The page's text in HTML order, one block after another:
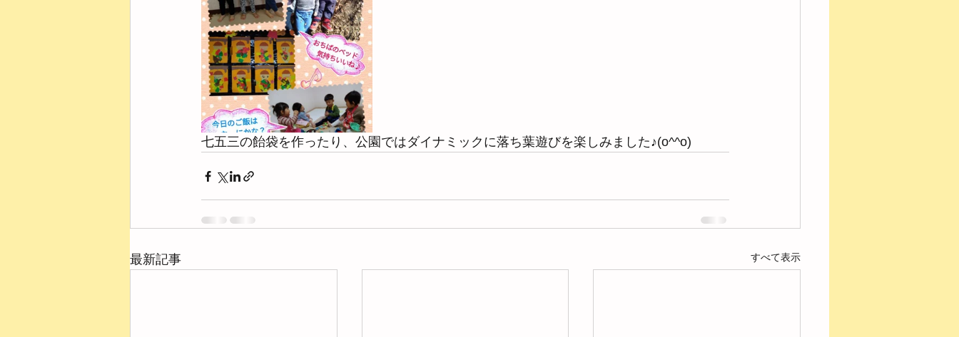
七五三の飴袋を作ったり、公園ではダイナミックに落ち葉遊びを楽しみました♪(o^^o)
最新記事 すべて表示